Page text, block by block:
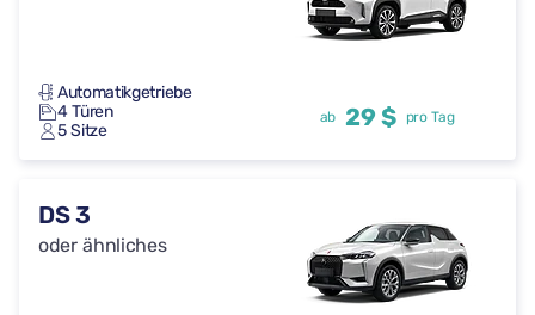
Automatikgetriebe
4 Türen
5 Sitze
ab 29 $ pro Tag
DS 3
oder ähnliches